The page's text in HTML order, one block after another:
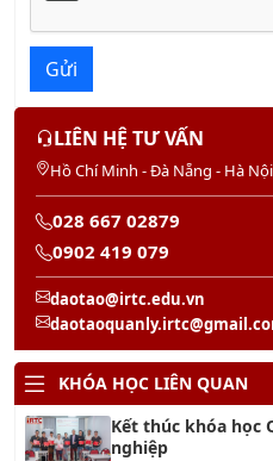
Gửi
LIÊN HỆ TƯ VẤN
Hồ Chí Minh - Đà Nẵng - Hà Nội
028 667 02879
0902 419 079
daotao@irtc.edu.vn
KHÓA HỌC LIÊN QUAN
Kết thúc khóa học
nghiệp